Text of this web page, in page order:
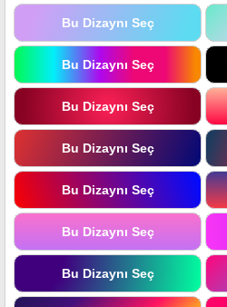
Bu Dizaynı Seç
Bu Dizaynı Seç
Bu Dizaynı Seç
Bu Dizaynı Seç
Bu Dizaynı Seç
Bu Dizaynı Seç
Bu Dizaynı Seç